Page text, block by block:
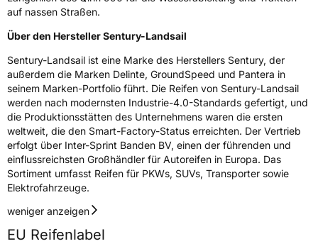
3PMSF / Schneeflockensymbol / Alpine-Symbol
Allgemeine Produktsicherheit (GPSR)
HerstellerkontaktSENTURY TIRE SL, Paseo Castellana 90
28046 Madrid Spanien,
hellen.yang@senturytire.com
auf nassen Straßen.
Über den Hersteller Sentury-Landsail
Sentury-Landsail ist eine Marke des Herstellers Sentury, der
außerdem die Marken Delinte, GroundSpeed und Pantera in
seinem Marken-Portfolio führt. Die Reifen von Sentury-Landsail
werden nach modernsten Industrie-4.0-Standards gefertigt, und
die Produktionsstätten des Unternehmens waren die ersten
weltweit, die den Smart-Factory-Status erreichten. Der Vertrieb
erfolgt über Inter-Sprint Banden BV, einen der führenden und
einflussreichsten Großhändler für Autoreifen in Europa. Das
Sortiment umfasst Reifen für PKWs, SUVs, Transporter sowie
Elektrofahrzeuge.
weniger anzeigen
EU Reifenlabel